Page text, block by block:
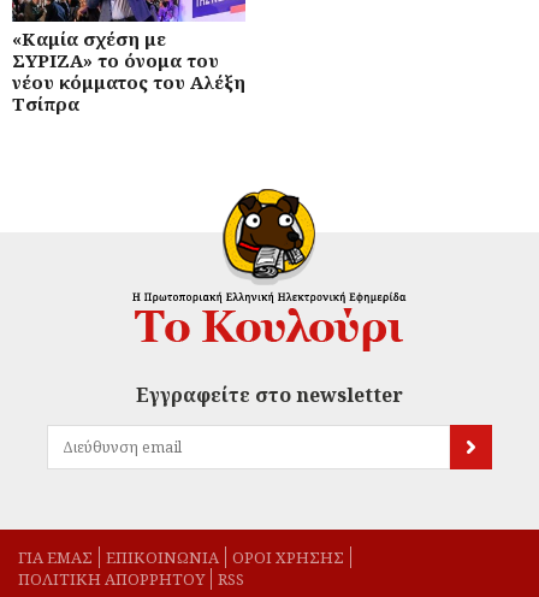
«Καμία σχέση με
ΣΥΡΙΖΑ» το όνομα του
νέου κόμματος του Αλέξη
Τσίπρα
Εγγραφείτε στο newsletter
ΓΙΑ ΕΜΑΣ EΠΙΚΟΙΝΩΝΙΑ
ΟΡΟΙ ΧΡΗΣΗΣ
ΠΟΛΙΤΙΚΗ ΑΠΟΡΡΗΤΟΥ
RSS